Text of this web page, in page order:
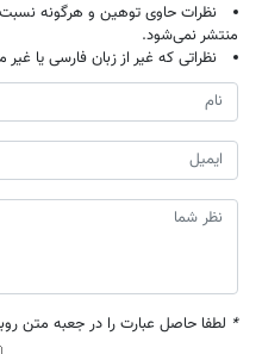
نظرات حاوی توهین و هرگونه
منتشر نمی‌شود.
نظراتی که غیر از زبان فارسی یا
* لطفا حاصل عبارت را در جعبه متن